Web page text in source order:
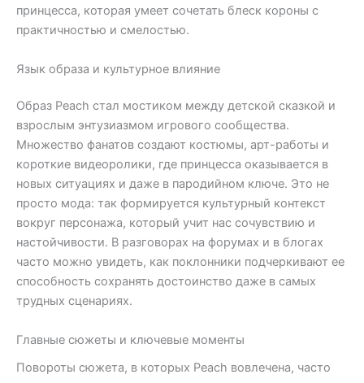
принцесса, которая умеет сочетать блеск короны с
практичностью и смелостью.
Язык образа и культурное влияние
Образ Peach стал мостиком между детской сказкой и
взрослым энтузиазмом игрового сообщества.
Множество фанатов создают костюмы, арт-работы и
короткие видеоролики, где принцесса оказывается в
новых ситуациях и даже в пародийном ключе. Это не
просто мода: так формируется культурный контекст
вокруг персонажа, который учит нас сочувствию и
настойчивости. В разговорах на форумах и в блогах
часто можно увидеть, как поклонники подчеркивают ее
способность сохранять достоинство даже в самых
трудных сценариях.
Главные сюжеты и ключевые моменты
Повороты сюжета, в которых Peach вовлечена, часто